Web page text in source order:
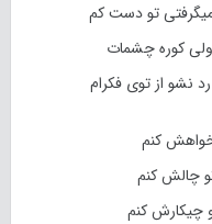
میگرفتی تو دست کم
کوره چشمات
نشو از توی فکرام
کنم
چالش کنم
چیکارش کنم